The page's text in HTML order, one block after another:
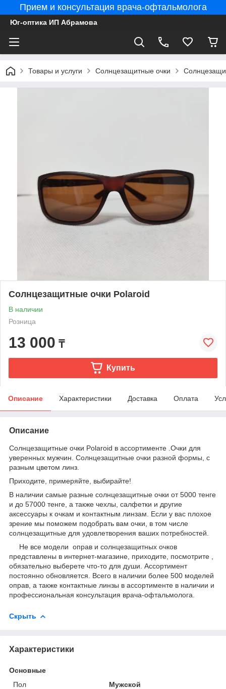
Прием и консультация врача-офтальмолога
Юг-оптика ИП Абрамова
Товары и услуги Солнцезащитные очки
Солнцезащитные очки Polaroid
В наличии
Розница
13 000 ₸
Купить
Описание Характеристики Доставка Оплата
Описание
Солнцезащитные очки Polaroid в ассортименте .Очки для
уверенных мужчин. Солнцезащитные очки разной формы, с
разным цветом линз.
Приходите, примеряйте, выбирайте!
В наличии самые разные солнцезащитные очки от 5000 тенге
и до 57000 тенге, а также чехлы, салфетки и другие
аксессуары к очкам и контактным линзам. Если у вас плохое
зрение мы поможем подобрать вам очки, в том числе
солнцезащитные для удовлетворения ваших потребностей.
Не все модели оправ и солнцезащитных очков
представлены в интернет-магазине, приходите, посмотрите ,
обязательно выберете что-то для души. Ассортимент
постоянно обновляется. Всего в наличии более 500 моделей
оправ, а также контактные линзы в ассортименте в наличии и
профессиональная консультация врача-офтальмолога.
Скрыть
Характеристики
Основные
Пол
Мужской